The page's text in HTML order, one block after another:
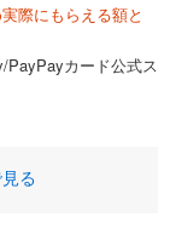
4,880万円
力してくださ
す。
万円
際にもらえる額と
PayPayカード公式ス
る